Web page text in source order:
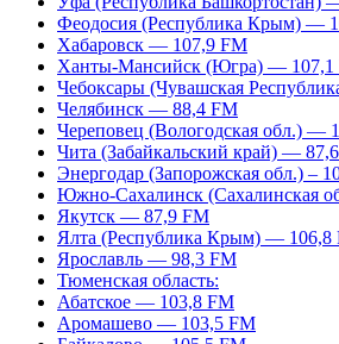
Феодосия (Республика Крым) —
Хабаровск — 107,9 FM
Ханты-Мансийск (Югра) — 107,1
Чебоксары (Чувашская
Челябинск — 88,4 FM
Череповец (Вологодская обл.) —
Чита (Забайкальский край) —
Энергодар (Запорожская обл.) –
Южно-Сахалинск (Сахалинская
Якутск — 87,9 FM
Ялта (Республика Крым) — 106,8
Ярославль — 98,3 FM
Тюменская область:
Абатское — 103,8 FM
Аромашево — 103,5 FM